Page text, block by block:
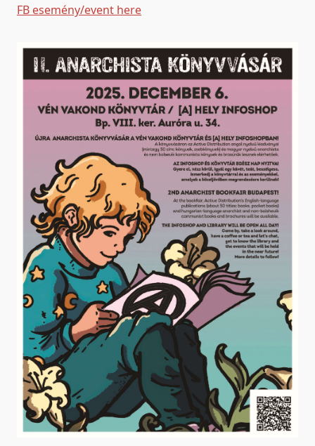
FB esemény/event here